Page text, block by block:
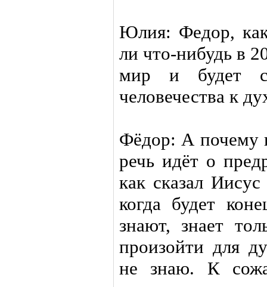
Юлия: Федор,
ли что-нибудь в
мир и будет
человечества к
Фёдор: А почему
речь идёт о
как сказал
когда будет
знают, знает
произойти для
не знаю. К